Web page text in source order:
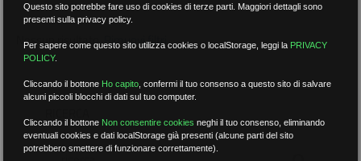
Nessun risultato.Rimuovi filtri
Questo sito potrebbe fare uso di cookies di terze parti. Maggiori dettagli sono
presenti sulla privacy policy.
Per sapere come questo sito utilizza cookies o localStorage, leggi la PRIVACY
POLICY.
Cliccando il bottone Ho capito ,confermi il tuo consenso a questo sito di salvare
alcuni piccoli blocchi di dati sul tuo computer.
Cliccando il bottone Non consentire cookies neghi il tuo consenso, eliminando
eventuali cookies e dati localStorage già presenti (alcune parti del sito
potrebbero smettere di funzionare correttamente).